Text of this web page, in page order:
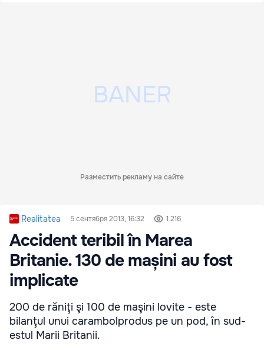
Разместить рекламу на сайте
Realitatea 5 сентября 2013, 16:32 1 216
Accident teribil în Marea
Britanie. 130 de mașini au fost
implicate
200 de răniţi şi 100 de maşini lovite - este
bilanţul unui carambolprodus pe un pod, în sud-
estul Marii Britanii.